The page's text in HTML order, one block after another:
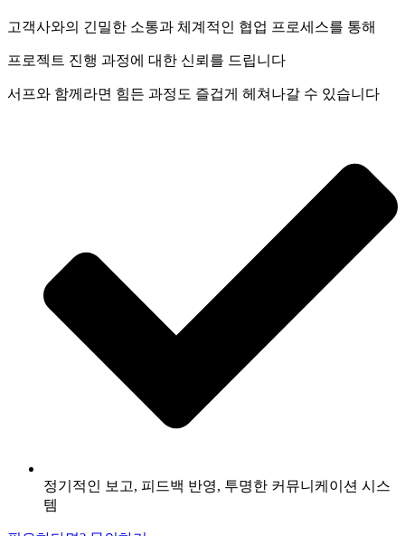
고객사와의 긴밀한 소통과 체계적인 협업 프로세스를 통해
프로젝트 진행 과정에 대한 신뢰를 드립니다
서프와 함께라면 힘든 과정도 즐겁게 헤쳐나갈 수 있습니다
정기적인 보고, 피드백 반영, 투명한 커뮤니케이션 시스
템